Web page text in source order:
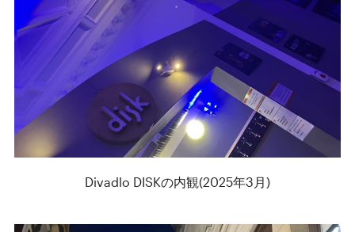
Divadlo DISKの内観(2025年3月)